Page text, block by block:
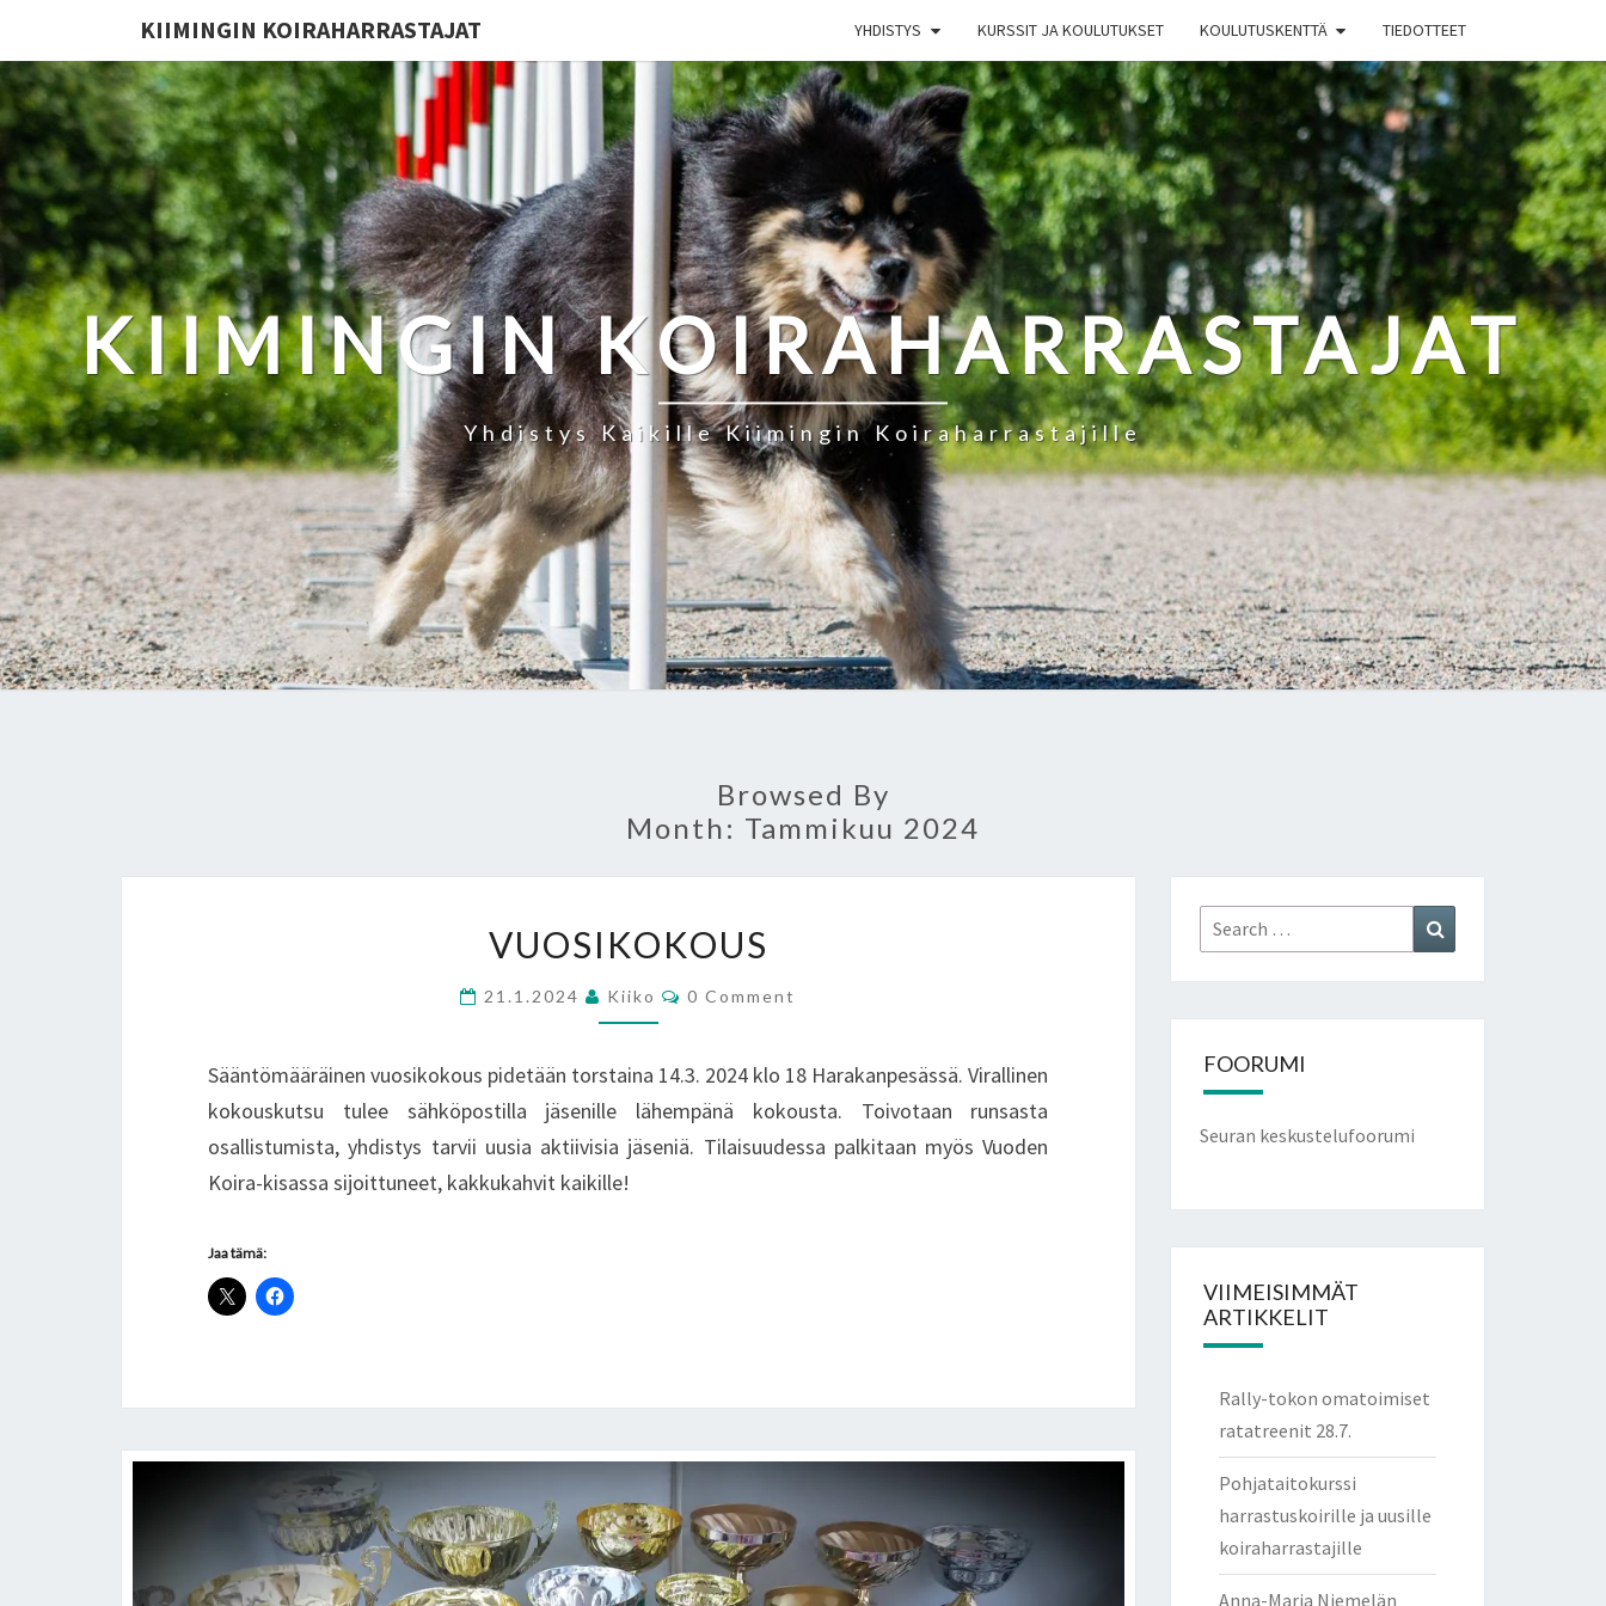
KIIMINGIN KOIRAHARRASTAJAT YHDISTYS KURSSIT JA KOULUTUKSET KOULUTUSKENTTÄ TIEDOTTEET
KIIMINGIN KOIRAHARRASTAJAT
Yhdistys Kaikille Kiimingin Koiraharrastajille
Browsed By
Month: Tammikuu 2024
VUOSIKOKOUS
21.1.2024 Kiiko Comments
0 Comment
Sääntömääräinen vuosikokous pidetään torstaina 14.3. 2024 klo 18 Harakanpesässä. Virallinen
kokouskutsu tulee sähköpostilla jäsenille lähempänä kokousta. Toivotaan runsasta
osallistumista, yhdistys tarvii uusia aktiivisia jäseniä. Tilaisuudessa palkitaan myös Vuoden
Koira-kisassa sijoittuneet, kakkukahvit kaikille!
Jaa tämä:
Search
for:
FOORUMI
Seuran keskustelufoorumi
VIIMEISIMMÄT
ARTIKKELIT
Rally-tokon omatoimiset
ratatreenit 28.7.
Pohjataitokurssi
harrastuskoirille ja uusille
koiraharrastajille
Anna-Maria Niemelän